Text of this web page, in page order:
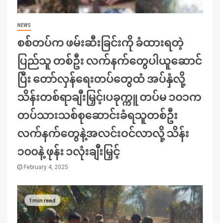
NEWS
စစ်တပ်က ဖမ်းဆီးခြင်းကို ခံထားရတဲ့
ပြည်သူ တစ်ဦး လက်နက်တွေပါယူဆောင်
ပြီး တော်လှန်ရေးတပ်တွေထံ အပ်နှံလို့
သိန်းတစ်ရာချီးမြှင့်၊ပခုက္ကူ တပ်မ ၁၀၁က
တပ်သားသစ်စုဆောင်းခံရသူတစ်ဦး
လက်နက်တွေနဲ့အလင်းဝင်လာလို့ သိန်း
၁၀၀နဲ့ ဖုန်း ၁လုံးချီးမြှင့်
February 4, 2025
1 min read